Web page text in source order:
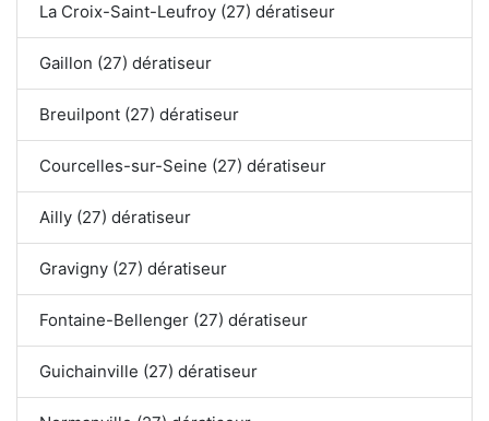
La Croix-Saint-Leufroy (27) dératiseur
Gaillon (27) dératiseur
Breuilpont (27) dératiseur
Courcelles-sur-Seine (27) dératiseur
Ailly (27) dératiseur
Gravigny (27) dératiseur
Fontaine-Bellenger (27) dératiseur
Guichainville (27) dératiseur